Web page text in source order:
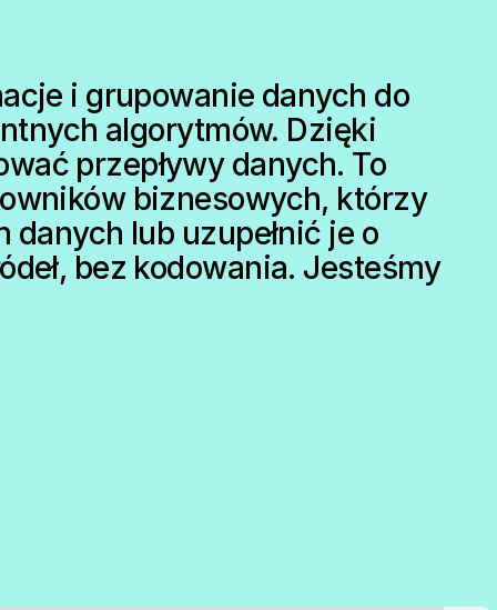
i grupowanie danych do
algorytmów. Dzięki
przepływy danych. To
biznesowych, którzy
lub uzupełnić je o
bez kodowania. Jesteśmy